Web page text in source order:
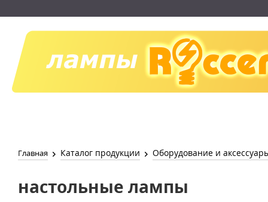
Распродажа Лампы
Главная Каталог продукции Оборудование и
настольные лампы